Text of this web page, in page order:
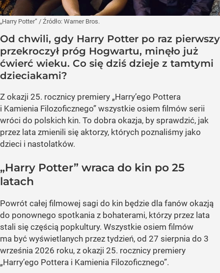
„Harry Potter” / Źródło: Warner Bros.
Od chwili, gdy Harry Potter po raz pierwszy
przekroczył próg Hogwartu, minęło już
ćwierć wieku. Co się dziś dzieje z tamtymi
dzieciakami?
Z okazji 25. rocznicy premiery „Harry’ego Pottera
i Kamienia Filozoficznego” wszystkie osiem filmów serii
wróci do polskich kin. To dobra okazja, by sprawdzić, jak
przez lata zmienili się aktorzy, których poznaliśmy jako
dzieci i nastolatków.
„Harry Potter” wraca do kin po 25
latach
Powrót całej filmowej sagi do kin będzie dla fanów okazją
do ponownego spotkania z bohaterami, którzy przez lata
stali się częścią popkultury. Wszystkie osiem filmów
ma być wyświetlanych przez tydzień, od 27 sierpnia do 3
września 2026 roku, z okazji 25. rocznicy premiery
„Harry’ego Pottera i Kamienia Filozoficznego”.